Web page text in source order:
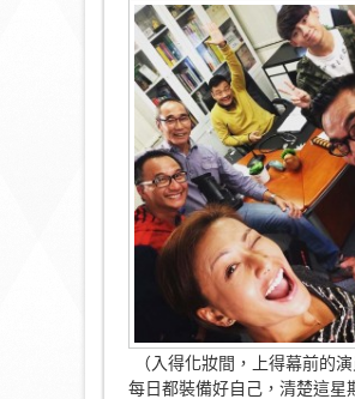
（入得化妝間，上得幕前的演
每日都裝備好自己，清楚這星